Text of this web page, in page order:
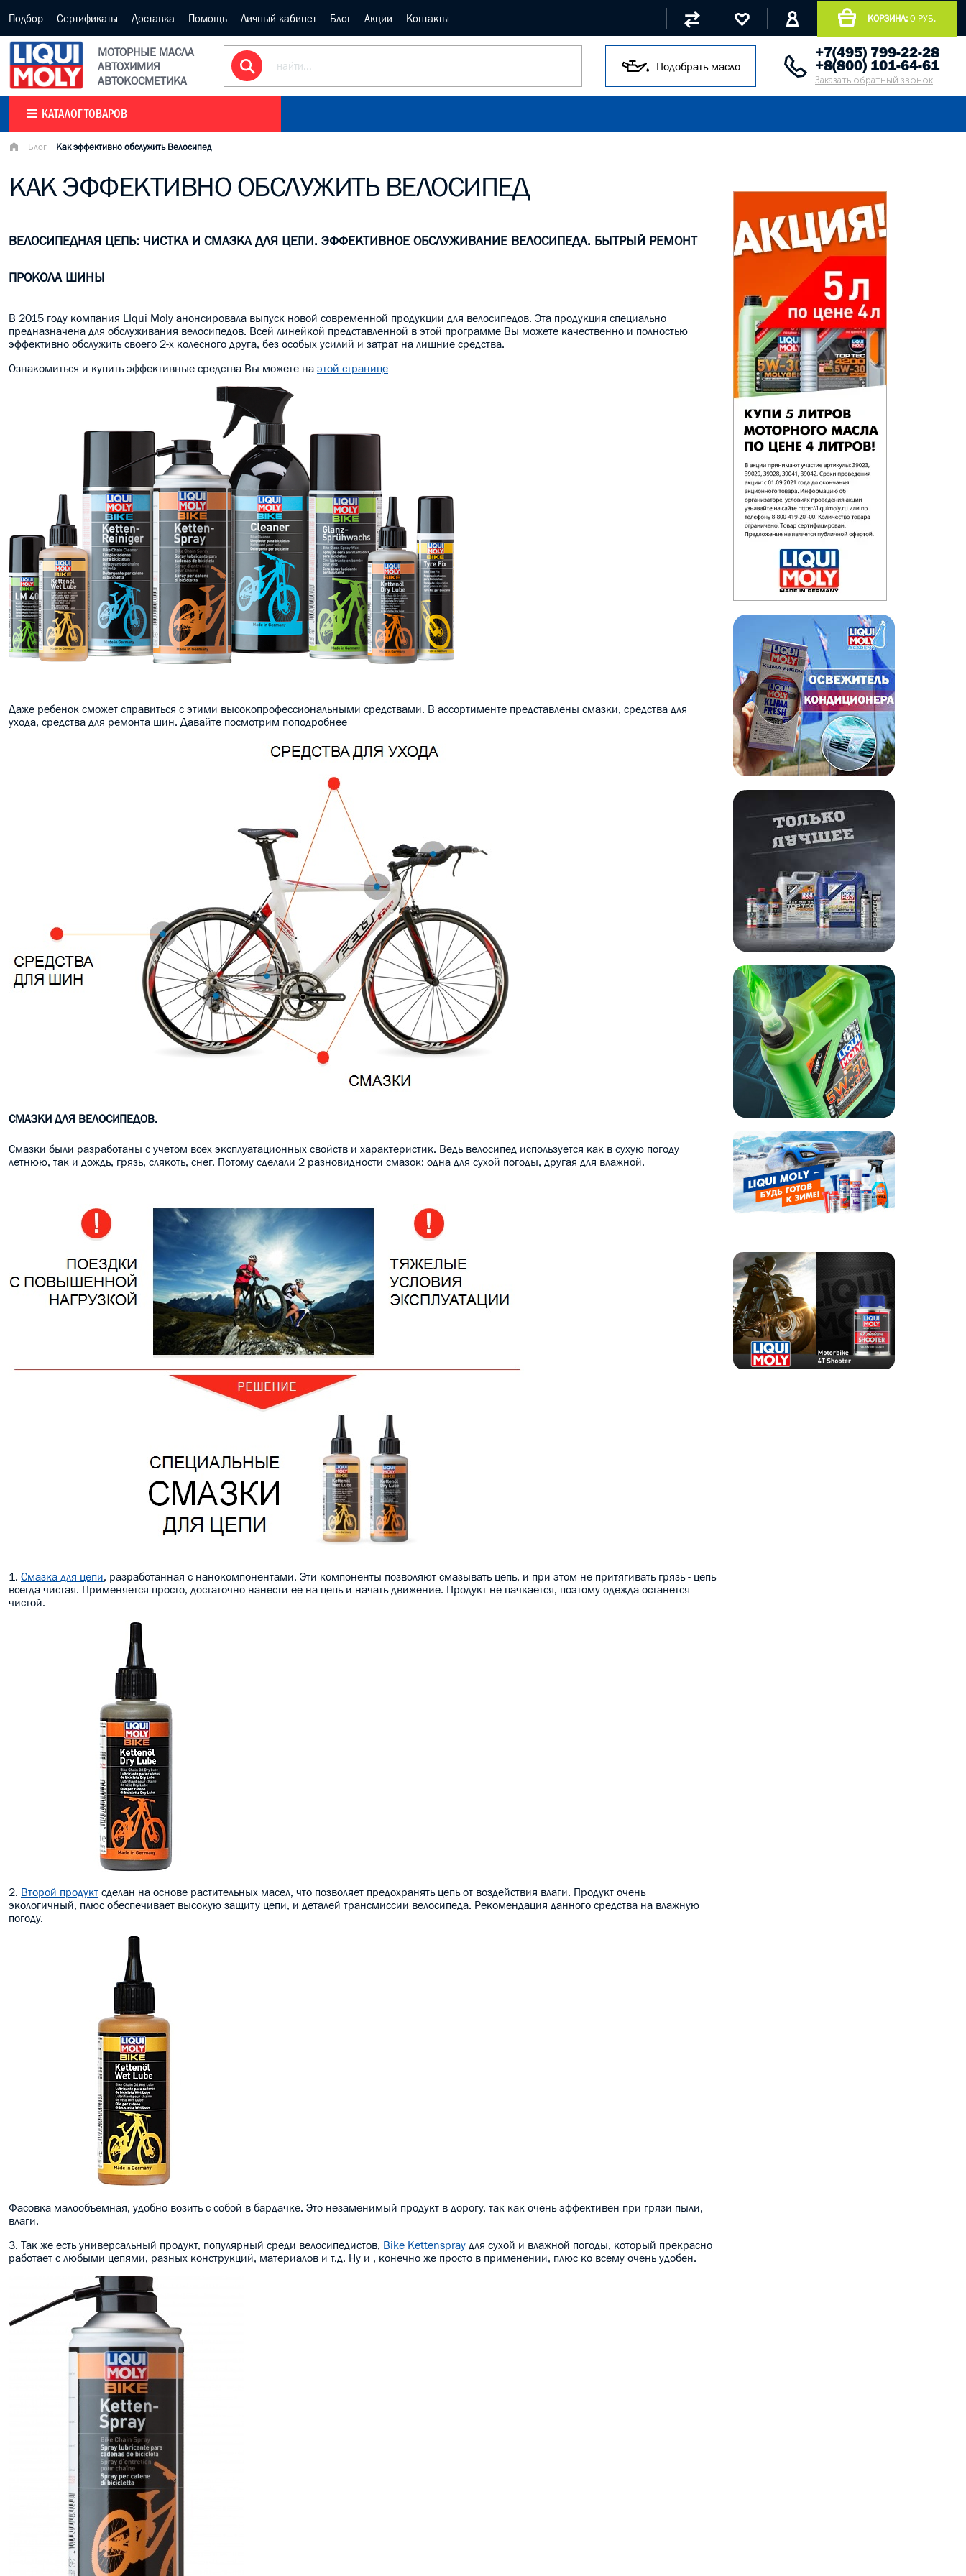
Подбор Сертификаты Доставка Помощь Личный кабинет Блог Акции Контакты КОРЗИНА: 0 РУБ.
МОТОРНЫЕ МАСЛА
АВТОХИМИЯ
АВТОКОСМЕТИКА
Подобрать масло
+7(495) 799-22-28
+8(800) 101-64-61
Заказать обратный звонок
КАТАЛОГ ТОВАРОВ
Блог Как эффективно обслужить Велосипед
КАК ЭФФЕКТИВНО ОБСЛУЖИТЬ ВЕЛОСИПЕД
ВЕЛОСИПЕДНАЯ ЦЕПЬ: ЧИСТКА И СМАЗКА ДЛЯ ЦЕПИ. ЭФФЕКТИВНОЕ ОБСЛУЖИВАНИЕ ВЕЛОСИПЕДА. БЫТРЫЙ РЕМОНТ
ПРОКОЛА ШИНЫ
В 2015 году компания LIqui Moly анонсировала выпуск новой современной продукции для велосипедов. Эта продукция специально
предназначена для обслуживания велосипедов. Всей линейкой представленной в этой программе Вы можете качественно и полностью
эффективно обслужить своего 2-х колесного друга, без особых усилий и затрат на лишние средства.
Ознакомиться и купить эффективные средства Вы можете на этой странице
Даже ребенок сможет справиться с этими высокопрофессиональными средствами. В ассортименте представлены смазки, средства для
ухода, средства для ремонта шин. Давайте посмотрим поподробнее
СМАЗКИ ДЛЯ ВЕЛОСИПЕДОВ.
Смазки были разработаны с учетом всех эксплуатационных свойств и характеристик. Ведь велосипед используется как в сухую погоду
летнюю, так и дождь, грязь, слякоть, снег. Потому сделали 2 разновидности смазок: одна для сухой погоды, другая для влажной.
1. Смазка для цепи, разработанная с нанокомпонентами. Эти компоненты позволяют смазывать цепь, и при этом не притягивать грязь - цепь
всегда чистая. Применяется просто, достаточно нанести ее на цепь и начать движение. Продукт не пачкается, поэтому одежда останется
чистой.
2. Второй продукт сделан на основе растительных масел, что позволяет предохранять цепь от воздействия влаги. Продукт очень
экологичный, плюс обеспечивает высокую защиту цепи, и деталей трансмиссии велосипеда. Рекомендация данного средства на влажную
погоду.
Фасовка малообъемная, удобно возить с собой в бардачке. Это незаменимый продукт в дорогу, так как очень эффективен при грязи пыли,
влаги.
3. Так же есть универсальный продукт, популярный среди велосипедистов, Bike Kettenspray для сухой и влажной погоды, который прекрасно
работает с любыми цепями, разных конструкций, материалов и т.д. Ну и , конечно же просто в применении, плюс ко всему очень удобен.